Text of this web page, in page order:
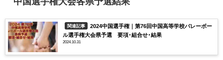
関連記事
2024中国選手権｜第76回中国高等学校バレーボー
ル選手権大会県予選 要項･組合せ･結果
2024.10.31